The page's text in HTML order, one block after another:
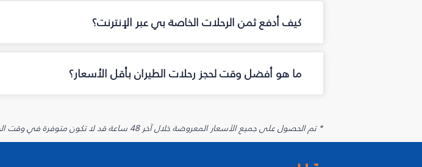
كيف أدفع ثمن الرحلات الخاصة بي عبر الإنترنت؟
ما هو أفضل وقت لحجز رحلات الطيران بأقل الأسعار؟
* تم الحصول على جميع الأسعار المعروضة خلال آخر 48 ساعة قد لا تكون متوفرة في وقت الحجز. قد يتم تطبيق رسوم إضافية على الإضافات الاختيارية.